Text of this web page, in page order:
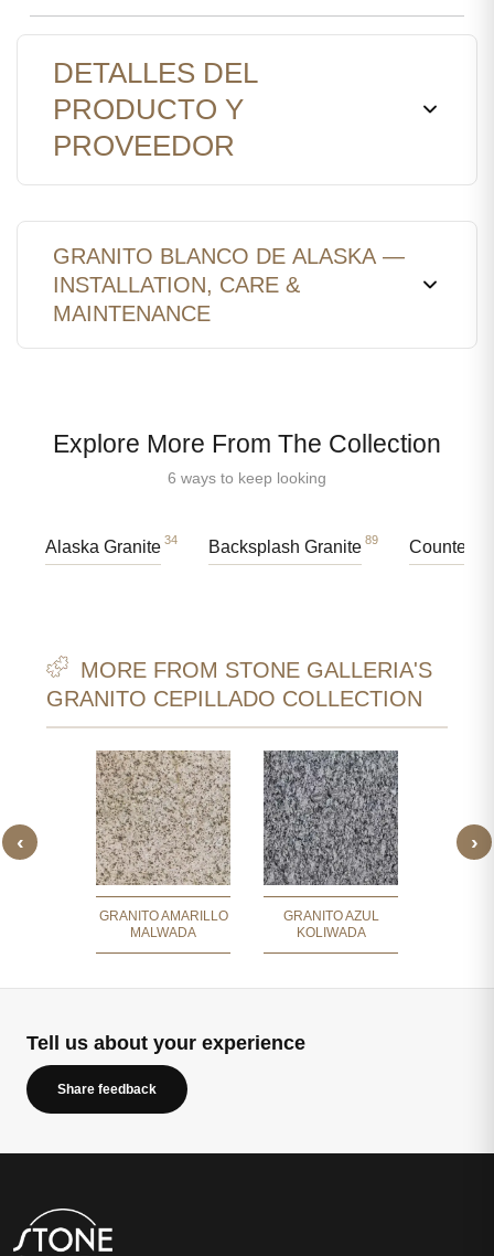
DETALLES DEL
PRODUCTO Y
PROVEEDOR
GRANITO BLANCO DE ALASKA —
INSTALLATION, CARE &
MAINTENANCE
Explore More From The Collection
6 ways to keep looking
Alaska Granite 34 Backsplash Granite 89
MORE FROM STONE GALLERIA'S
GRANITO CEPILLADO COLLECTION
‹
GRANITO AMARILLO
MALWADA
GRANITO AZUL
KOLIWADA
›
Tell us about your experience
Share feedback